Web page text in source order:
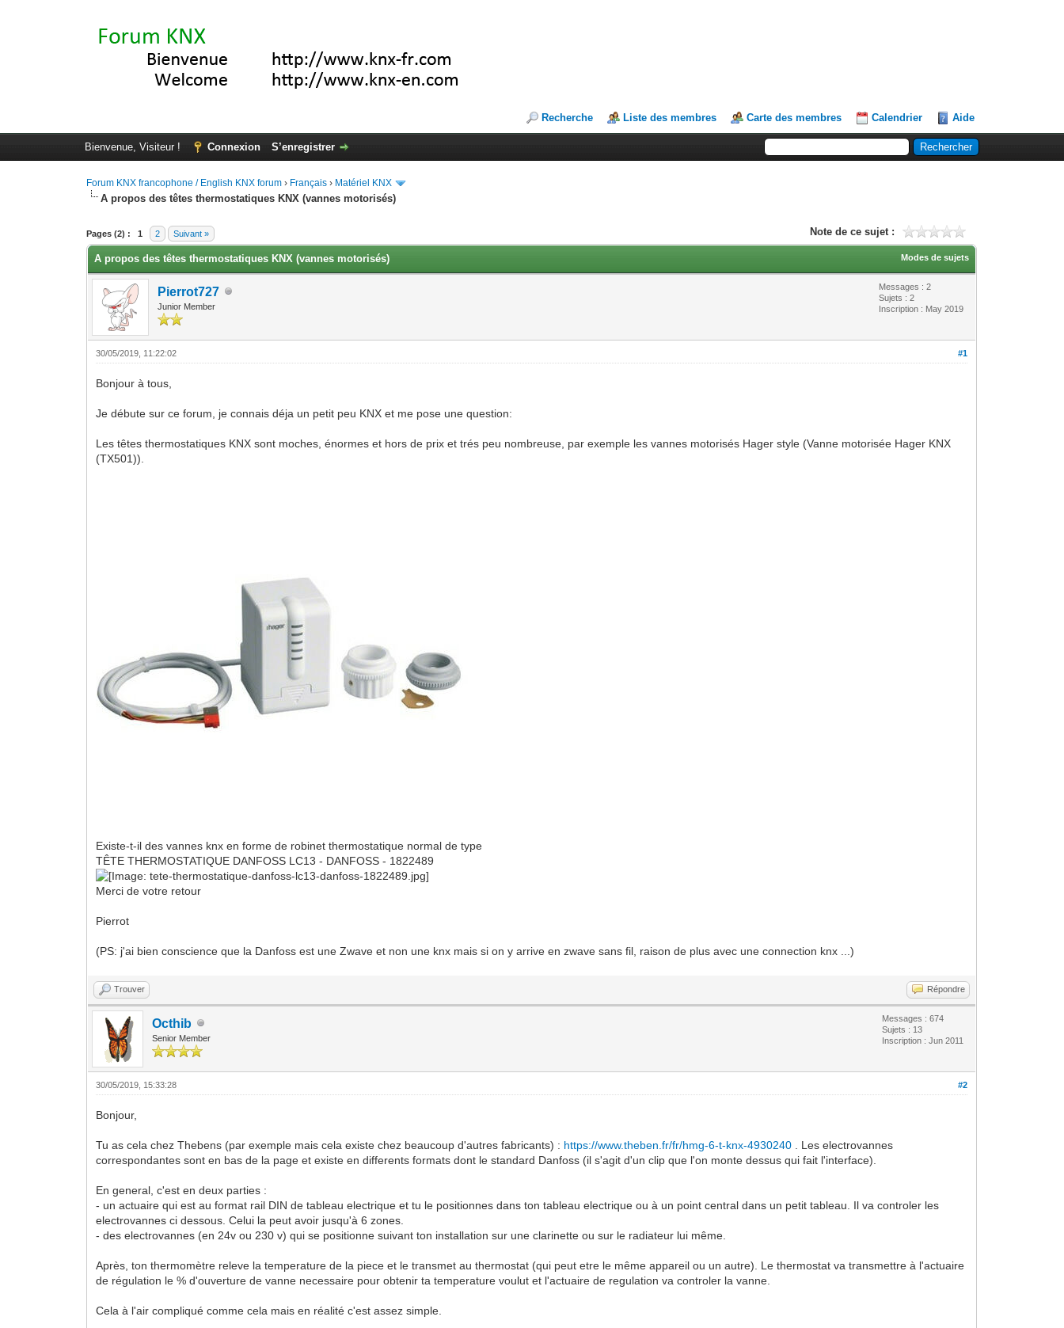
Recherche Liste des membres Carte des membres Calendrier Aide
Bienvenue, Visiteur ! Connexion S’enregistrer
Forum KNX francophone / English KNX forum › Français › Matériel KNX
A propos des têtes thermostatiques KNX (vannes motorisés)
Pages (2) : 1 2 Suivant » Note de ce sujet :
Moyenne : 0 (0 vote(s))
1
2
3
4
5
Modes de sujets
A propos des têtes thermostatiques KNX (vannes motorisés)
Pierrot727
Junior Member
Messages : 2
Sujets : 2
Inscription : May 2019
#1
30/05/2019, 11:22:02
Bonjour à tous,
Je débute sur ce forum, je connais déja un petit peu KNX et me pose une question:
Les têtes thermostatiques KNX sont moches, énormes et hors de prix et trés peu nombreuse, par exemple les vannes motorisés Hager style (Vanne motorisée Hager KNX
(TX501)).
Existe-t-il des vannes knx en forme de robinet thermostatique normal de type
TÊTE THERMOSTATIQUE DANFOSS LC13 - DANFOSS - 1822489
Merci de votre retour
Pierrot
(PS: j'ai bien conscience que la Danfoss est une Zwave et non une knx mais si on y arrive en zwave sans fil, raison de plus avec une connection knx ...)
Trouver Répondre
Octhib
Senior Member
Messages : 674
Sujets : 13
Inscription : Jun 2011
#2
30/05/2019, 15:33:28
Bonjour,
Tu as cela chez Thebens (par exemple mais cela existe chez beaucoup d'autres fabricants) : https://www.theben.fr/fr/hmg-6-t-knx-4930240 . Les electrovannes
correspondantes sont en bas de la page et existe en differents formats dont le standard Danfoss (il s'agit d'un clip que l'on monte dessus qui fait l'interface).
En general, c'est en deux parties :
- un actuaire qui est au format rail DIN de tableau electrique et tu le positionnes dans ton tableau electrique ou à un point central dans un petit tableau. Il va controler les
electrovannes ci dessous. Celui la peut avoir jusqu'à 6 zones.
- des electrovannes (en 24v ou 230 v) qui se positionne suivant ton installation sur une clarinette ou sur le radiateur lui même.
Après, ton thermomètre releve la temperature de la piece et le transmet au thermostat (qui peut etre le même appareil ou un autre). Le thermostat va transmettre à l'actuaire
de régulation le % d'ouverture de vanne necessaire pour obtenir ta temperature voulut et l'actuaire de regulation va controler la vanne.
Cela à l'air compliqué comme cela mais en réalité c'est assez simple.